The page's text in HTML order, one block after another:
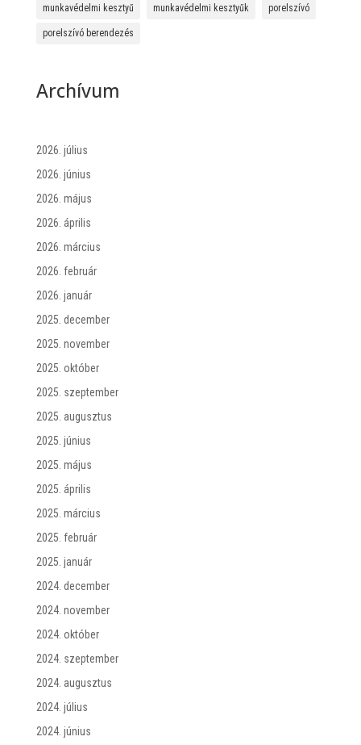
munkavédelmi kesztyű munkavédelmi kesztyűk porelszívó
porelszívó berendezés
Archívum
2026. július
2026. június
2026. május
2026. április
2026. március
2026. február
2026. január
2025. december
2025. november
2025. október
2025. szeptember
2025. augusztus
2025. június
2025. május
2025. április
2025. március
2025. február
2025. január
2024. december
2024. november
2024. október
2024. szeptember
2024. augusztus
2024. július
2024. június